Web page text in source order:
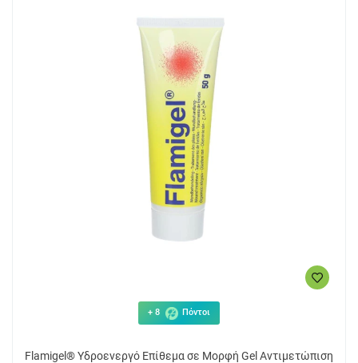
+ 8 Πόντοι
Flamigel® Υδροενεργό Επίθεμα σε Μορφή Gel Αντιμετώπιση